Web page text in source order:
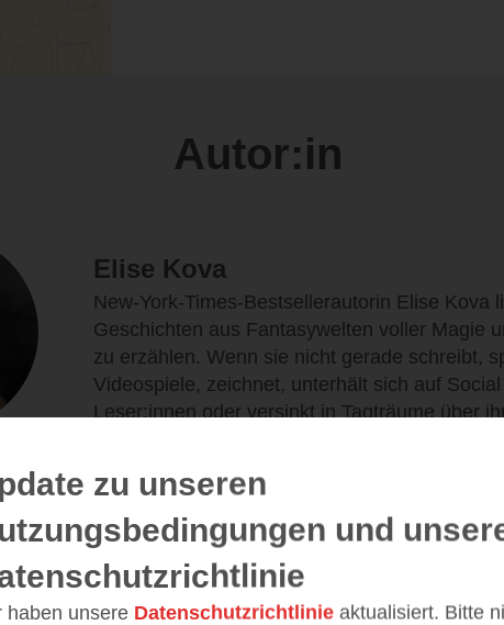
Autor:in
Elise Kova
New-York-Times-Bestsellerautorin Elise Kova
Geschichten aus Fantasywelten voller Magie
zu erzählen. Wenn sie nicht gerade schreibt,
Videospiele, zeichnet, unterhält sich auf
Leser:innen oder versinkt in Tagträume über
Details
zu unseren
und
haben unsere Datenschutzrichtlinie aktualisiert. Bitte